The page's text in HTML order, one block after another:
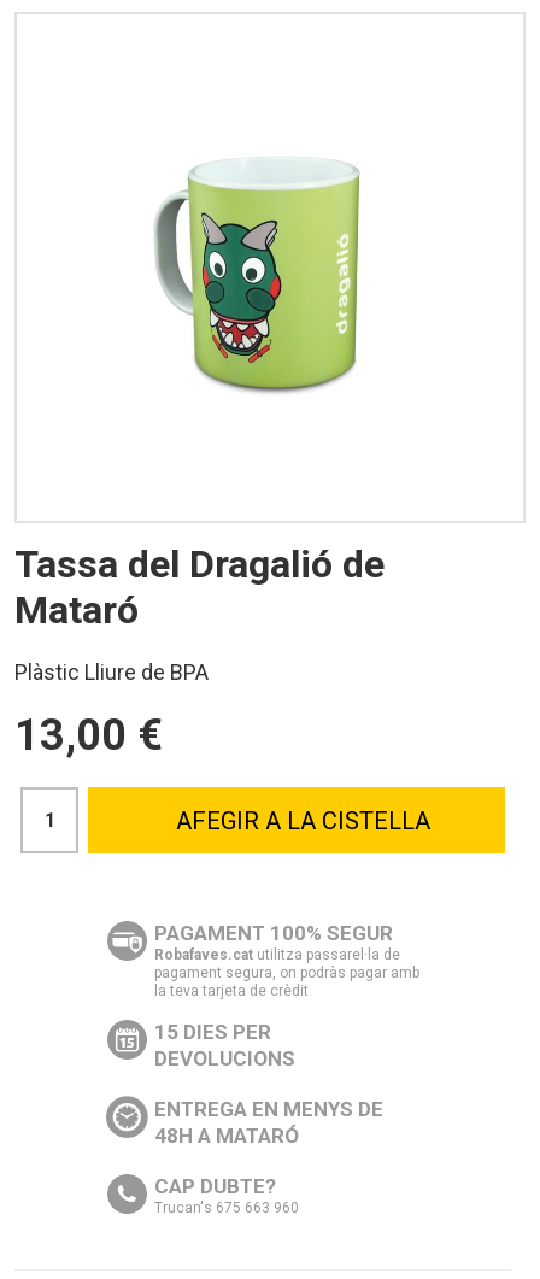
Tassa del Dragalió de
Mataró
Plàstic Lliure de BPA
13,00 €
AFEGIR A LA CISTELLA
PAGAMENT 100% SEGUR
Robafaves.cat utilitza passarel·la de
pagament segura, on podràs pagar amb
la teva tarjeta de crèdit
15 DIES PER
DEVOLUCIONS
ENTREGA EN MENYS DE
48H A MATARÓ
CAP DUBTE?
Trucan's 675 663 960